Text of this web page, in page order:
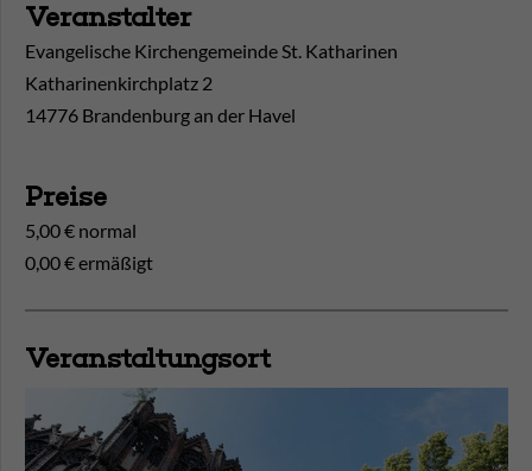
Veranstalter
Evangelische Kirchengemeinde St. Katharinen
Katharinenkirchplatz 2
14776 Brandenburg an der Havel
Preise
5,00 € normal
0,00 € ermäßigt
Veranstaltungsort